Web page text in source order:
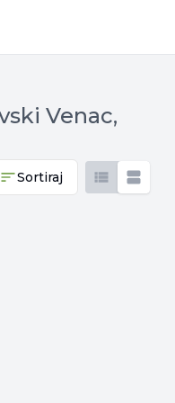
Venac,
Sortiraj